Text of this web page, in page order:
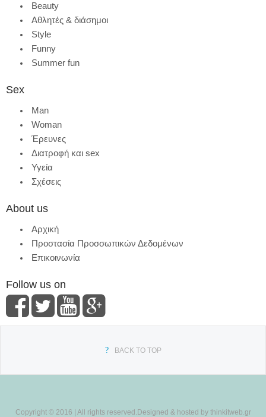
Beauty
Αθλητές & διάσημοι
Style
Funny
Summer fun
Sex
Man
Woman
Έρευνες
Διατροφή και sex
Υγεία
Σχέσεις
About us
Αρχική
Προστασία Προσσωπικών Δεδομένων
Επικοινωνία
Follow us on
BACK TO TOP
Copyright © 2016 | All rights reserved.Designed & hosted by thinkitweb.gr